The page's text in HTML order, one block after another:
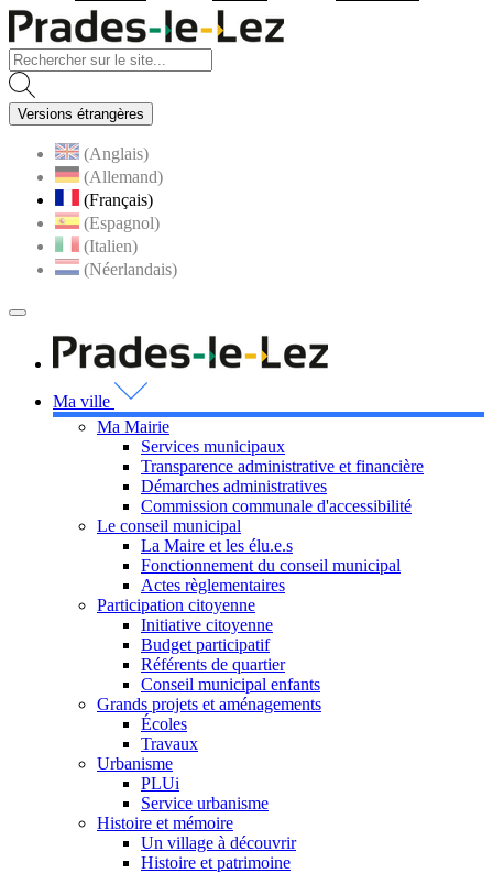
Versions étrangères
(Anglais)
(Allemand)
(Français)
(Espagnol)
(Italien)
(Néerlandais)
MENU
PRINCIPAL
Ma ville
Ma Mairie
Services municipaux
Transparence administrative et financière
Démarches administratives
Commission communale d'accessibilité
Le conseil municipal
La Maire et les élu.e.s
Fonctionnement du conseil municipal
Actes règlementaires
Participation citoyenne
Initiative citoyenne
Budget participatif
Référents de quartier
Conseil municipal enfants
Grands projets et aménagements
Écoles
Travaux
Urbanisme
PLUi
Service urbanisme
Histoire et mémoire
Un village à découvrir
Histoire et patrimoine